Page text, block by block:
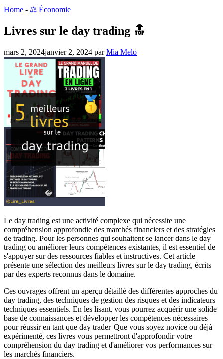
Home - ⚖️ Économie
Livres sur le day trading 🔝
mars 2, 2024janvier 2, 2024 parMia Melo
Le day trading est une activité complexe qui nécessite une
compréhension approfondie des marchés financiers et des stratégies
de trading. Pour les personnes qui souhaitent se lancer dans le day
trading ou améliorer leurs compétences existantes, il est essentiel de
s'appuyer sur des ressources fiables et instructives. Cet article
présente une sélection des meilleurs livres sur le day trading, écrits
par des experts reconnus dans le domaine.
Ces ouvrages offrent un aperçu détaillé des différentes approches du
day trading, des techniques de gestion des risques et des indicateurs
techniques essentiels. En les lisant, vous pourrez acquérir une solide
base de connaissances et développer les compétences nécessaires
pour réussir en tant que day trader. Que vous soyez novice ou déjà
expérimenté, ces livres vous permettront d'approfondir votre
compréhension du day trading et d'améliorer vos performances sur
les marchés financiers.